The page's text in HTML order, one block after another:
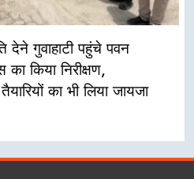
देने गुवाहाटी पहुंचे पवन
का किया निरीक्षण,
का भी लिया जायजा